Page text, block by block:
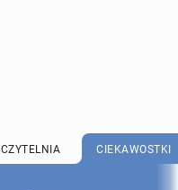
CZYTELNIA CIEKAWOSTKI